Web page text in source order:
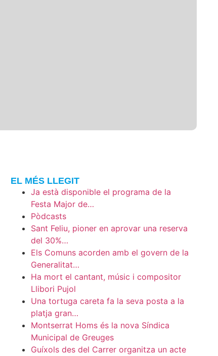
EL MÉS LLEGIT
Ja està disponible el programa de la
Festa Major de…
Pòdcasts
Sant Feliu, pioner en aprovar una reserva
del 30%…
Els Comuns acorden amb el govern de la
Generalitat…
Ha mort el cantant, músic i compositor
Llibori Pujol
Una tortuga careta fa la seva posta a la
platja gran…
Montserrat Homs és la nova Síndica
Municipal de Greuges
Guíxols des del Carrer organitza un acte